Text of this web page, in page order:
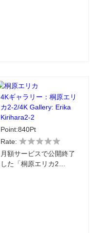
4Kギャラリー：桐原エリ
カ2-2/4K Gallery: Erika
Kirihara2-2
Point:840Pt
Rate:
月額サービスで公開終了
した「桐原エリカ2…